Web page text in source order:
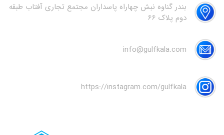
بندر گناوه نبش چهاراه پاسداران مجتمع تجاری آفتاب طبقه
دوم پلاک 66
info@gulfkala.com
https://instagram.com/gulfkala